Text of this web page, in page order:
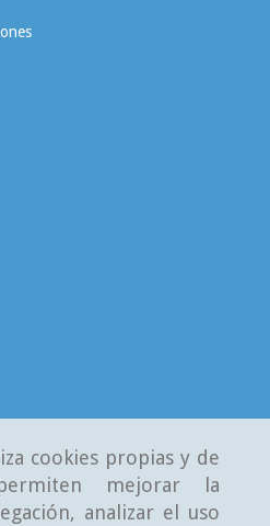
cookies propias y de
mejorar la
analizar el uso